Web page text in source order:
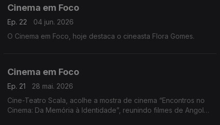
Cinema em Foco
Ep. 22
04 jun. 2026
O Cinema em Foco, hoje destaca o cineasta Flora Gomes.
Cinema em Foco
Ep. 21
28 mai. 2026
Cine-Teatro Scala, acolhe a mostra de cinema “Encontros no
Cinema: Da Memória à Identidade”, reunindo filmes de Angola,